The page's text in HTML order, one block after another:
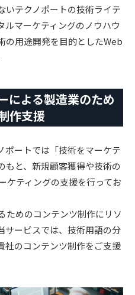
いテクノポートの技術ライテ
ルマーケティングのノウハウ
の用途開発を目的としたWeb
による製造業のため
作支援
ポートでは「技術をマーケテ
もと、新規顧客獲得や技術の
ケティングの支援を行ってお
ためのコンテンツ制作にリソ
サービスでは、技術用語の分
社のコンテンツ制作をご支援